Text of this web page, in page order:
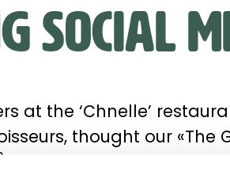
social
at the ‘Chnelle’
thought our «The
Watch the must-see